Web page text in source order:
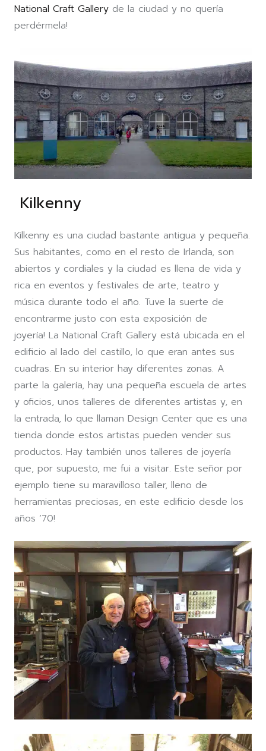
National Craft Gallery de la ciudad y no quería
perdérmela!
Kilkenny
Kilkenny es una ciudad bastante antigua y pequeña.
Sus habitantes, como en el resto de Irlanda, son
abiertos y cordiales y la ciudad es llena de vida y
rica en eventos y festivales de arte, teatro y
música durante todo el año. Tuve la suerte de
encontrarme justo con esta exposición de
joyería! La National Craft Gallery está ubicada en el
edificio al lado del castillo, lo que eran antes sus
cuadras. En su interior hay diferentes zonas. A
parte la galería, hay una pequeña escuela de artes
y oficios, unos talleres de diferentes artistas y, en
la entrada, lo que llaman Design Center que es una
tienda donde estos artistas pueden vender sus
productos. Hay también unos talleres de joyería
que, por supuesto, me fui a visitar. Este señor por
ejemplo tiene su maravilloso taller, lleno de
herramientas preciosas, en este edificio desde los
años ’70!